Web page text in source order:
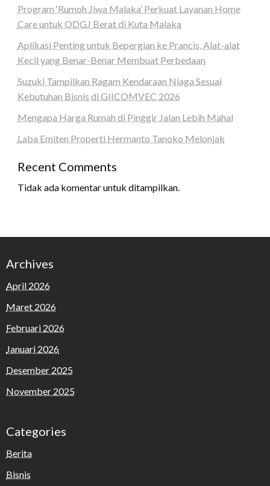
Program ‘Rumoh Jiwa Malaka’ Perkuat Layanan Home
Care untuk ODGJ Berat di Kuta Malaka
Aplikasi Penting untuk Bepergian ke Prancis, Alat-alat
Kecil yang Benar-Benar Membuat Perbedaan
Suzuki Tampilkan Ragam Kendaraan Niaga Sesuai
Kebutuhan Bisnis di GIICOMVEC 2026
Mengapa Harga Rumah di Pinggir Jalan Lebih Mahal
Laba Emiten Properti Hermanto Tanoko Melonjak
Recent Comments
Tidak ada komentar untuk ditampilkan.
Archives
April 2026
Maret 2026
Februari 2026
Januari 2026
Desember 2025
November 2025
Categories
Berita
Bisnis